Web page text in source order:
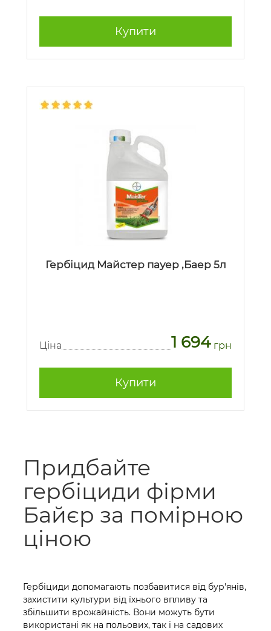
Купити
Гербіцид Майстер пауер ,Баер 5л
Ціна 1 694 грн
Купити
Придбайте
гербіциди фірми
Байєр за помірною
ціною
Гербіциди допомагають позбавитися від бур'янів,
захистити культури від їхнього впливу та
збільшити врожайність. Вони можуть бути
використані як на польових, так і на садових